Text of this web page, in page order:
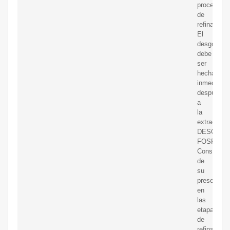
proceso
de
refinación
El
debe
ser
hecha
después
a
la
extracción
de
su
presencia
en
las
etapas
de